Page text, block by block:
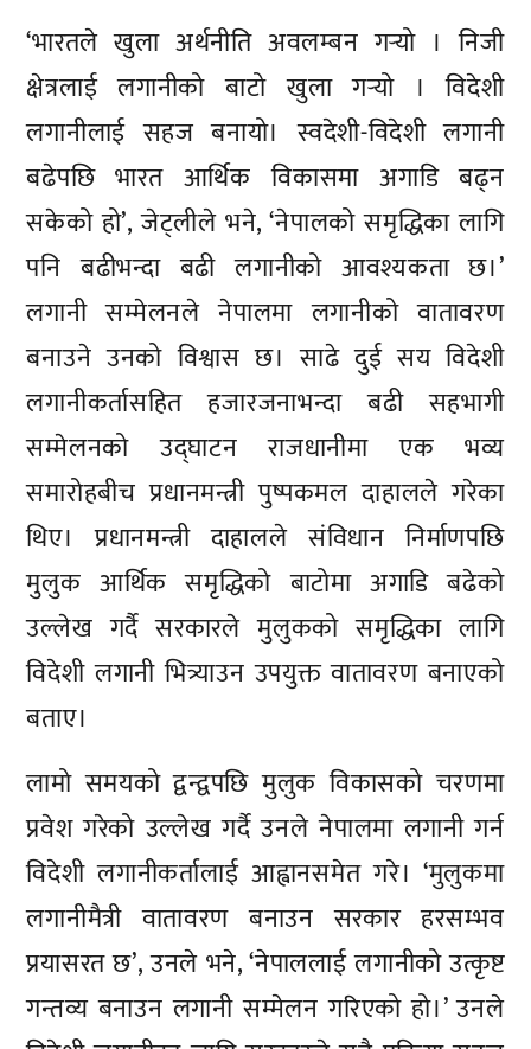
‘भारतले खुला अर्थनीति अवलम्बन गर्‍यो । निजी
क्षेत्रलाई लगानीको बाटो खुला गर्‍यो । विदेशी
लगानीलाई सहज बनायो। स्वदेशी-विदेशी लगानी
बढेपछि भारत आर्थिक विकासमा अगाडि बढ्न
सकेको हो’, जेट्लीले भने, ‘नेपालको समृद्धिका लागि
पनि बढीभन्दा बढी लगानीको आवश्यकता छ।’
लगानी सम्मेलनले नेपालमा लगानीको वातावरण
बनाउने उनको विश्वास छ। साढे दुई सय विदेशी
लगानीकर्तासहित हजारजनाभन्दा बढी सहभागी
सम्मेलनको उद्घाटन राजधानीमा एक भव्य
समारोहबीच प्रधानमन्त्री पुष्पकमल दाहालले गरेका
थिए। प्रधानमन्त्री दाहालले संविधान निर्माणपछि
मुलुक आर्थिक समृद्धिको बाटोमा अगाडि बढेको
उल्लेख गर्दै सरकारले मुलुकको समृद्धिका लागि
विदेशी लगानी भित्र्याउन उपयुक्त वातावरण बनाएको
बताए।
लामो समयको द्वन्द्वपछि मुलुक विकासको चरणमा
प्रवेश गरेको उल्लेख गर्दै उनले नेपालमा लगानी गर्न
विदेशी लगानीकर्तालाई आह्वानसमेत गरे। ‘मुलुकमा
लगानीमैत्री वातावरण बनाउन सरकार हरसम्भव
प्रयासरत छ’, उनले भने, ‘नेपाललाई लगानीको उत्कृष्ट
गन्तव्य बनाउन लगानी सम्मेलन गरिएको हो।’ उनले